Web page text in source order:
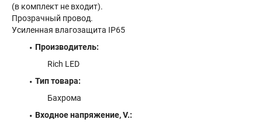
(в комплект не входит).
Прозрачный провод.
Усиленная влагозащита IP65
Производитель:
Rich LED
Тип товара:
Бахрома
Входное напряжение, V.: